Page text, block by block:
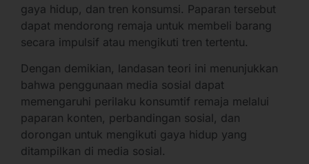
gaya hidup, dan tren konsumsi. Paparan tersebut
dapat mendorong remaja untuk membeli barang
secara impulsif atau mengikuti tren tertentu.
Dengan demikian, landasan teori ini menunjukkan
bahwa penggunaan media sosial dapat
memengaruhi perilaku konsumtif remaja melalui
paparan konten, perbandingan sosial, dan
dorongan untuk mengikuti gaya hidup yang
ditampilkan di media sosial.